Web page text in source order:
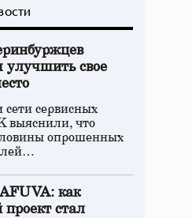
улучшить свое
сервисных
выяснили, что
опрошенных
как
стал